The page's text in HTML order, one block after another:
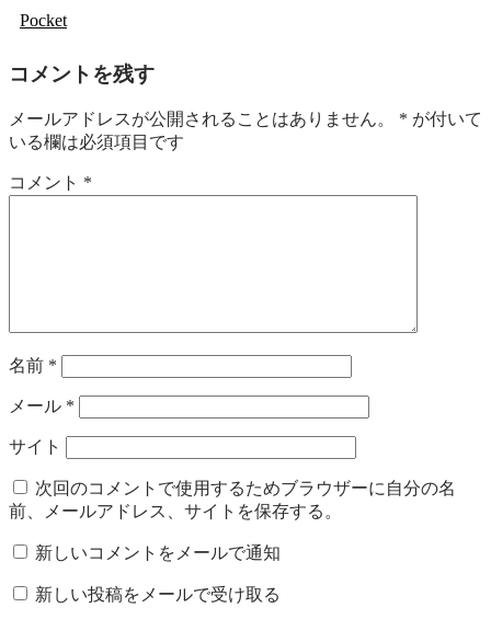
Pocket
コメントを残す
メールアドレスが公開されることはありません。 * が付いて
いる欄は必須項目です
コメント *
名前 *
メール *
サイト
次回のコメントで使用するためブラウザーに自分の名
前、メールアドレス、サイトを保存する。
新しいコメントをメールで通知
新しい投稿をメールで受け取る